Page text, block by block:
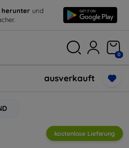
herunter und
0
ausverkauft
kostenlose Lieferung